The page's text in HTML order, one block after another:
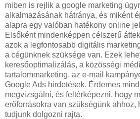
miben is rejlik a google marketing
alkalmazásának hátránya, és miként
alapra egy valóban hatékony online
Elsőként mindenképpen célszerű
azok a legfontosabb digitális
a cégünknek szüksége van. Ezek
keresőoptimalizálás, a közösségi
tartalommarketing, az e-mail
Google Ads hirdetések. Érdemes
megvizsgálni, és feltérképezni, hogy
erőforrásokra van szükségünk ahhoz,
tudjunk dolgozni rajta.